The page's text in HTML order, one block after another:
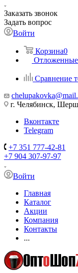
Заказать звонок
Задать вопрос
Войти
Корзина0
Отложенные
Сравнение
г. Челябинск,
Вконтакте
Telegram
+7 351 777-42-81
+7 904 307-97-97
Войти
Главная
Каталог
Акции
Компания
Контакты
...